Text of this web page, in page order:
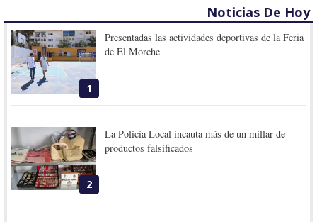
Noticias De Hoy
1
Presentadas las actividades deportivas de la Feria
de El Morche
2
La Policía Local incauta más de un millar de
productos falsificados